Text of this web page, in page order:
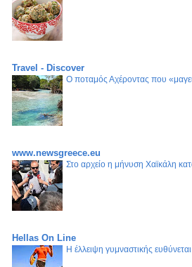
Travel - Discover
Ο ποταμός Αχέροντας που
www.newsgreece.eu
Στο αρχείο η μήνυση Χαϊκάλη
Hellas On Line
Η έλλειψη γυμναστικής